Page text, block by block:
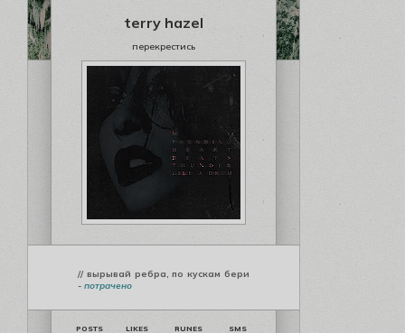
terry hazel
перекрестись
// вырывай ребра, по кускам бери
- потрачено